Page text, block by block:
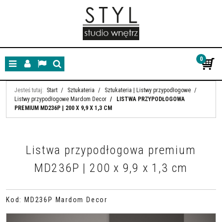
MenuPanelLangSzukaj
0
Jesteś tutaj: Start / Sztukateria / Sztukateria | Listwy przypodłogowe /
Listwy przypodłogowe Mardom Decor /
LISTWA PRZYPODŁOGOWA
PREMIUM MD236P | 200 X 9,9 X 1,3 CM
Listwa przypodłogowa premium
MD236P | 200 x 9,9 x 1,3 cm
Kod : MD236P Mardom Decor